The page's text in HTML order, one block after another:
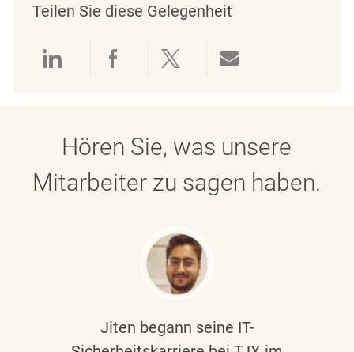
Teilen Sie diese Gelegenheit
Über LinkedIn teilen
Über Facebook teilen
Über Twitter teilen
Hören Sie, was unsere
Mitarbeiter zu sagen haben.
Jiten begann seine IT-